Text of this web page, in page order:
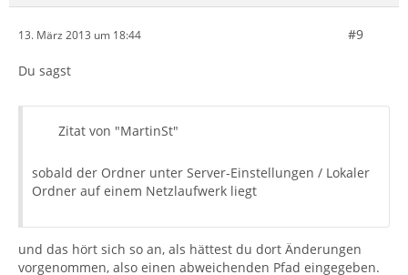
13. März 2013 um 18:44 #9
Du sagst
Zitat von "MartinSt"
sobald der Ordner unter Server-Einstellungen / Lokaler
Ordner auf einem Netzlaufwerk liegt
und das hört sich so an, als hättest du dort Änderungen
vorgenommen, also einen abweichenden Pfad eingegeben.